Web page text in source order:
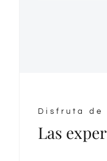
Disfruta de
Las